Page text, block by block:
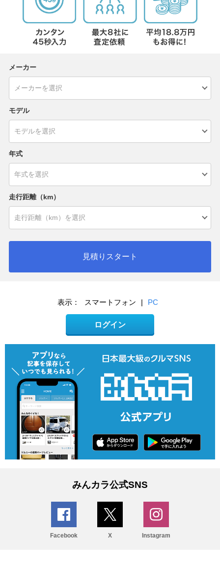
メーカー
モデル
年式
走行距離（km）
見積りスタート
表示： スマートフォン | PC
ログイン
みんカラ公式SNS
Facebook X Instagram